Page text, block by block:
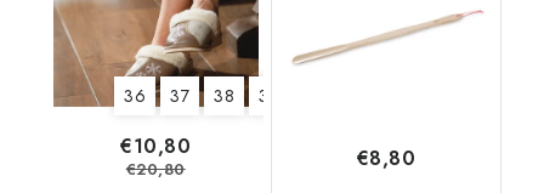
36 37 38 39
€10,80
€20,80 €8,80